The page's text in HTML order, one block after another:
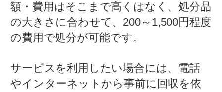
額・費用はそこまで高くはなく、処分品
の大きさに合わせて、200～1,500円程度
の費用で処分が可能です。
サービスを利用したい場合には、電話
やインターネットから事前に回収を依